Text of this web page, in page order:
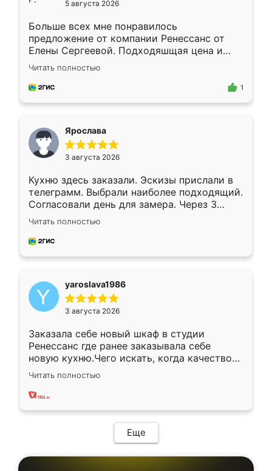
5 августа 2026
Больше всех мне понравилось
предложение от компании Ренессанс от
Елены Сергеевой. Подходяшщая цена и
короткие сроки изготовления. Приехавший
для замера сотрудник Владислав
предложил по моему эскизу самый
Читать полностью
1
Ярослава
3 августа 2026
Кухню здесь заказали. Эскизы прислали в
телеграмм. Выбрали наиболее подходящий.
Согласовали день для замера. Через 3
недели кухня была уже готова. Остались
довольны работой. Спасибо Ренессанс
мебель за качественную работу!
Читать полностью
yaroslava1986
3 августа 2026
Заказала себе новый шкаф в студии
Ренессанс где ранее заказывала себе
новую кухню.Чего искать, когда качеством
вполне довольна. Служит кухня уже почти
два года, нареканий нет.
Читать полностью
Еще